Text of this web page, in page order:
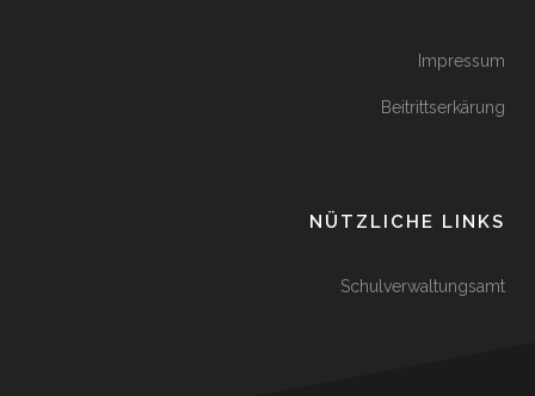
Impressum
Beitrittserkärung
NÜTZLICHE LINKS
Schulverwaltungsamt